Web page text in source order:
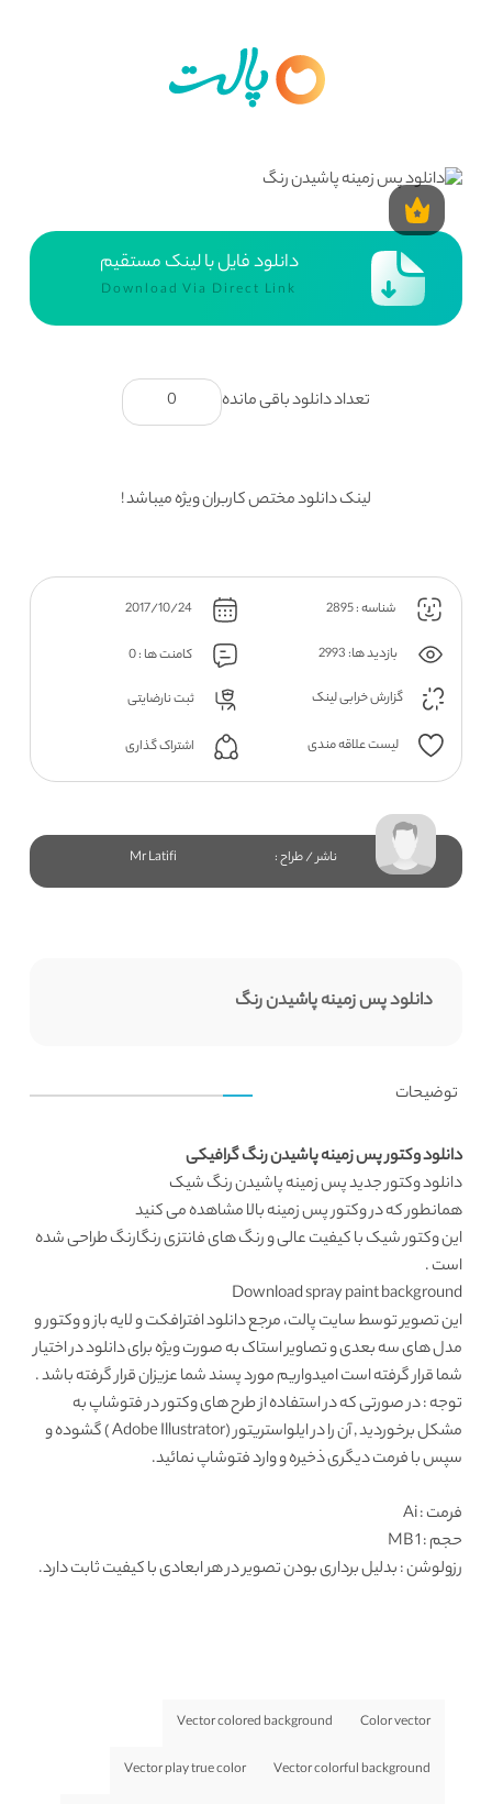
دانلود فایل با لینک مستقیم
Download Via Direct Link
تعداد دانلود باقی مانده 0
لینک دانلود مختص کاربران ویژه میباشد !
شناسه : 2895 2017/10/24
بازدید ها: 2993
کامنت ها : 0
گزارش خرابی لینک
ثبت نارضایتی
لیست علاقه مندی اشتراک گذاری
ناشر / طراح : Mr Latifi
دانلود پس زمینه پاشیدن رنگ
توضیحات
دانلود وکتور پس زمینه پاشیدن رنگ گرافیکی
دانلود وکتورجدید پس زمینه پاشیدن رنگ شیک
همانطور که دروکتور پس زمینهبالا مشاهده می کنید
این وکتور شیک با کیفیت عالی و رنگ های فانتزی رنگارنگ طراحی شده
است .
Download spray paint background
این تصویر توسطسایت پالت، مرجعدانلود افترافکتو لایه باز و وکتور و
مدل های سه بعدی و تصاویر استاک به صورت ویژه برای دانلود در اختیار
شما قرار گرفته است امیدواریم مورد پسند شما عزیزان قرار گرفته باشد .
توجه : در صورتی که در استفاده از طرح های وکتور در فتوشاپ به
مشکل برخوردید , آن را در ایلواستریتور (Adobe Illustrator ) گشوده و
سپس با فرمت دیگری ذخیره و وارد فتوشاپ نمائید.
فرمت: Ai
حجم : 1 MB
رزولوشن: بدلیل برداری بودن تصویر در هر ابعادی با کیفیت ثابت دارد.
Color vector
Vector colored background
Vector colorful background
Vector play true color